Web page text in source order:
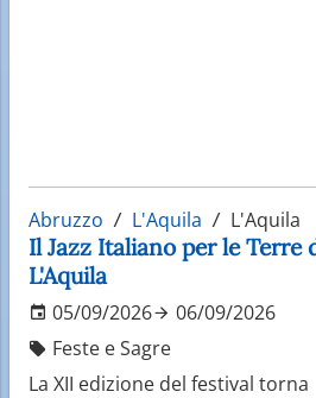
Abruzzo L'Aquila L'Aquila
Il Jazz Italiano per le Terre
L'Aquila
05/09/2026
06/09/2026
Feste e Sagre
La XII edizione del festival torna